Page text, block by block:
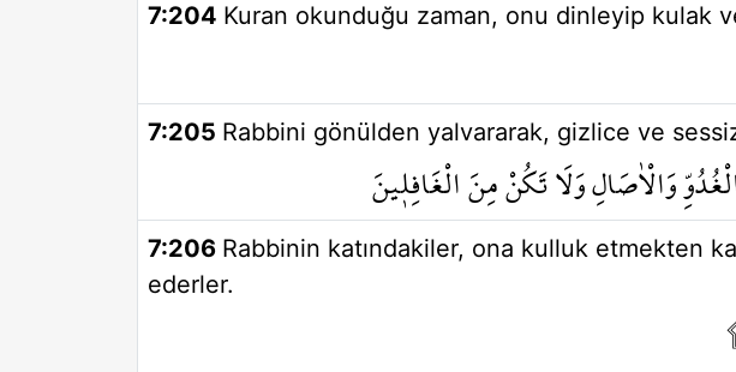
7:204 Kuran okunduğu zaman, onu dinleyip kulak
7:205 Rabbini gönülden yalvararak, gizlice ve
وَالْاٰصَالِ وَلَا تَكُنْ مِنَ الْغَافِل۪ينَ
7:206 Rabbinin katındakiler, ona kulluk etmekten
ederler.